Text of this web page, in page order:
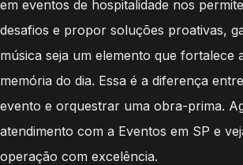
em eventos de hospitalidade nos
desafios e propor soluções proativas,
música seja um elemento que fortalece
memória do dia. Essa é a diferença
evento e orquestrar uma obra-prima.
atendimento com a Eventos em SP e
operação com excelência.